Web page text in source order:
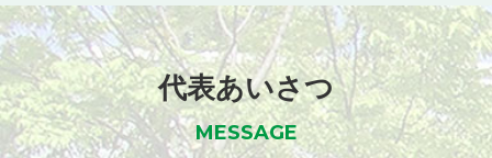
代表あいさつ
MESSAGE